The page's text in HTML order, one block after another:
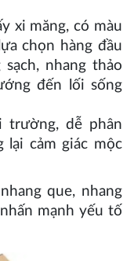
xi măng, có màu
chọn hàng đầu
nhang thảo
đến lối sống
trường, dễ phân
lại cảm giác mộc
que, nhang
mạnh yếu tố